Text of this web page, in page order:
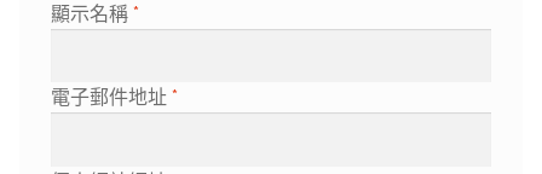
顯示名稱 *
電子郵件地址 *